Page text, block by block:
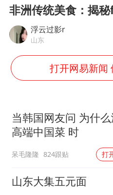
浙江
生产也
央视新
娜扎称
经常
非洲传统美食：揭
浮云过影r
山东
打开网易新闻
当韩国网友问 为什
高端中国菜 时
呆毛隆隆 824跟贴 打
山东大集五元面